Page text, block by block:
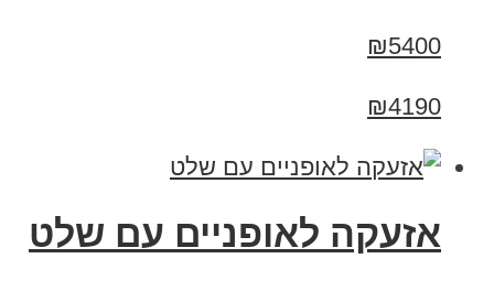
₪5400
₪4190
אזעקה לאופניים עם שלט